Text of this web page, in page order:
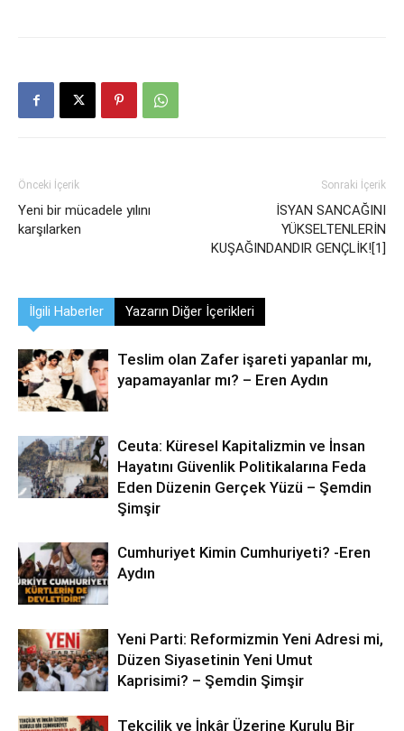
Önceki İçerik
Yeni bir mücadele yılını
karşılarken
Sonraki İçerik
İSYAN SANCAĞINI
YÜKSELTENLERİN
KUŞAĞINDANDIR GENÇLİK![1]
İlgili Haberler Yazarın Diğer İçerikleri
Teslim olan Zafer işareti yapanlar mı,
yapamayanlar mı? – Eren Aydın
Ceuta: Küresel Kapitalizmin ve İnsan
Hayatını Güvenlik Politikalarına Feda
Eden Düzenin Gerçek Yüzü – Şemdin
Şimşir
Cumhuriyet Kimin Cumhuriyeti? -Eren
Aydın
Yeni Parti: Reformizmin Yeni Adresi mi,
Düzen Siyasetinin Yeni Umut
Kaprisimi? – Şemdin Şimşir
Tekçilik ve İnkâr Üzerine Kurulu Bir